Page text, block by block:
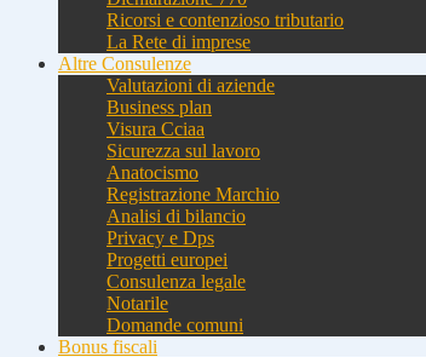
Ricorsi e contenzioso tributario
La Rete di imprese
Altre Consulenze
Valutazioni di aziende
Business plan
Visura Cciaa
Sicurezza sul lavoro
Anatocismo
Registrazione Marchio
Analisi di bilancio
Privacy e Dps
Progetti europei
Consulenza legale
Notarile
Domande comuni
Bonus fiscali